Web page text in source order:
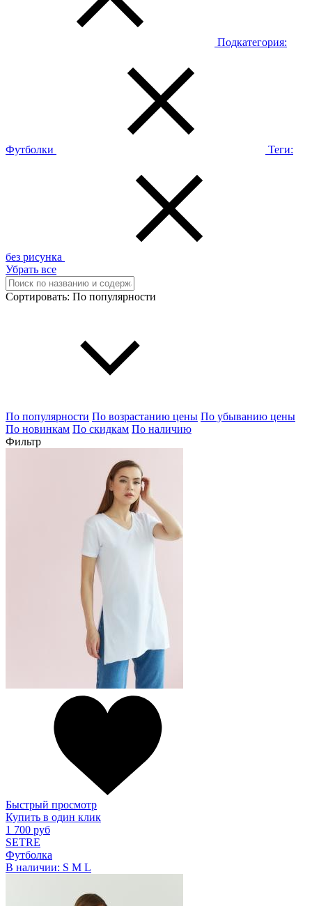
Подкатегория:
Футболки Теги:
без рисунка
Убрать все
Сортировать: По популярности
По популярности По возрастанию цены По убыванию цены
По новинкам По скидкам По наличию
Фильтр
Быстрый просмотр
Купить в один клик
1 700 руб
SETRE
Футболка
В наличии: S M L